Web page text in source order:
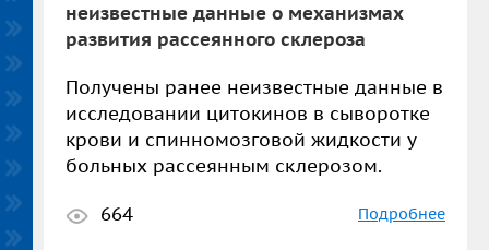
неизвестные данные о механизмах
развития рассеянного склероза
Получены ранее неизвестные данные в
исследовании цитокинов в сыворотке
крови и спинномозговой жидкости у
больных рассеянным склерозом.
664
Подробнее